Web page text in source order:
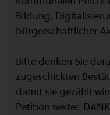
Bildung,
bürgerschaftlicher
Bitte denken Sie
zugeschickten
damit sie gezählt
Petition weiter.